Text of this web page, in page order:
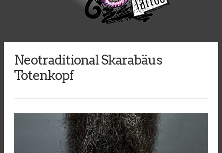
ANFAHRT
DATENSCHUTZ
Neotraditional Skarabäus
Totenkopf